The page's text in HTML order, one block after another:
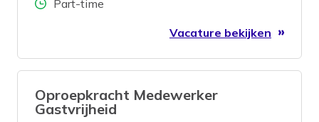
Aantal uren
Part-time
Vacature bekijken
Oproepkracht Medewerker
Gastvrijheid